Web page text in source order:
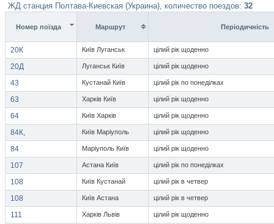
ЖД станция Полтава-Киевская (Украина), количество поездов: 32
Номер поїзда Маршрут Перiодичнiсть
20К Київ Луганськ цілий рік щоденно
20Д Луганськ Київ цілий рік щоденно
43 Кустанай Київ цілий рік по понеділках
63 Харків Київ цілий рік щоденно
64 Київ Харків цілий рік щоденно
84К, Київ Маріуполь цілий рік щоденно
84 Маріуполь Київ цілий рік щоденно
107 Астана Київ цілий рік по понеділках
108 Київ Кустанай цілий рік в четвер
108 Київ Астана цілий рік в четвер
111 Харків Львів цілий рік щоденно